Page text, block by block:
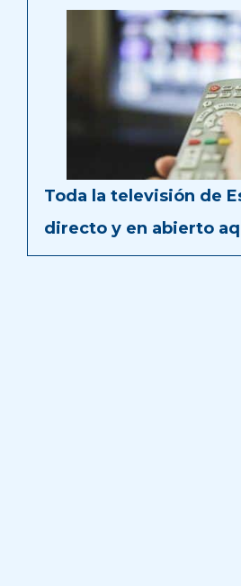
Toda la televisión de
directo y en abierto